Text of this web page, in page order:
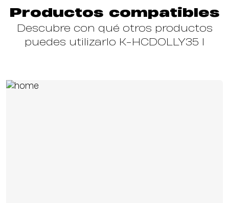
Productos compatibles
Descubre con qué otros productos
puedes utilizarlo K-HCDOLLY35 I